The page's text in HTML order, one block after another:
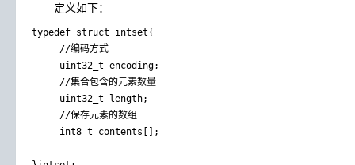
定义如下：
typedef struct intset{
     //编码方式
     uint32_t encoding;
     //集合包含的元素数量
     uint32_t length;
     //保存元素的数组
     int8_t contents[];